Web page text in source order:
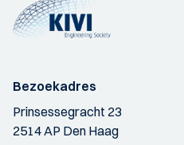
Bezoekadres
Prinsessegracht 23
2514 AP Den Haag